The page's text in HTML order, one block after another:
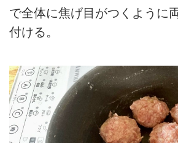
で全体に焦げ目がつくように
付ける。